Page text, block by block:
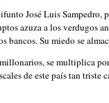
José Luis Sampedro,
azuza a los verdugos
Su miedo se
se multiplica
de este país tan